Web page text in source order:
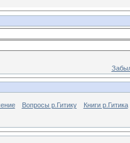
Вопросы р.Гитику Книги р.Гитика